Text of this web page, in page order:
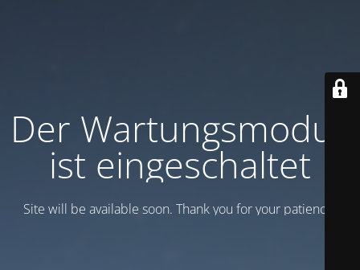
Der Wartungsmodus
ist eingeschaltet
Site will be available soon. Thank you for your patience!